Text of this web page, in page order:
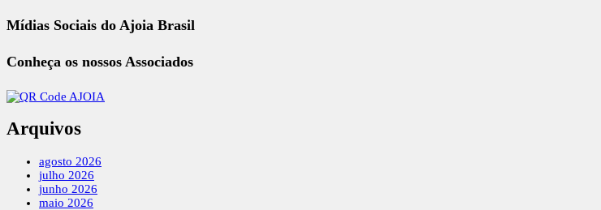
Mídias Sociais do Ajoia Brasil
Conheça os nossos Associados
Arquivos
agosto 2026
julho 2026
junho 2026
maio 2026